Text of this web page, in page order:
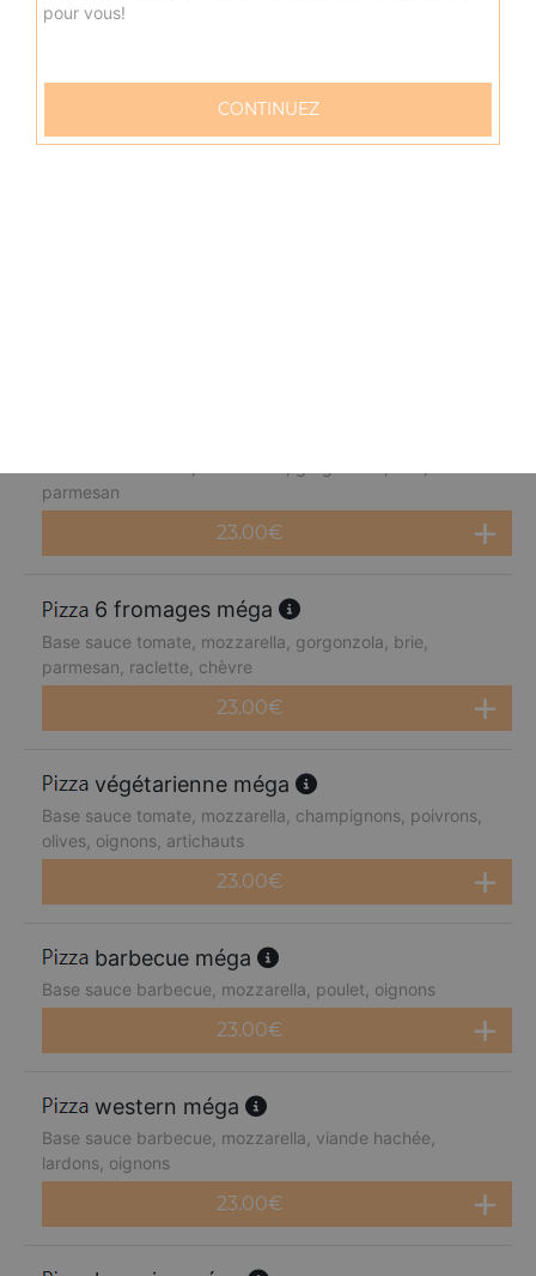
pacifico méga
Base sauce tomate, mozzarella, saumon fumé, oeufs de
lump, crème fraîche, citron
parmesan
23.00€
6 fromages méga
Base sauce tomate, mozzarella, gorgonzola, brie,
parmesan, raclette, chèvre
23.00€
végétarienne méga
Base sauce tomate, mozzarella, champignons, poivrons,
olives, oignons, artichauts
23.00€
barbecue méga
Base sauce barbecue, mozzarella, poulet, oignons
23.00€
western méga
Base sauce barbecue, mozzarella, viande hachée,
lardons, oignons
23.00€
pour vous!
CONTINUEZ